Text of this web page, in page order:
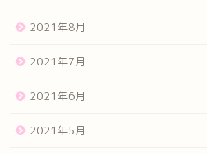
2021年8月
2021年7月
2021年6月
2021年5月